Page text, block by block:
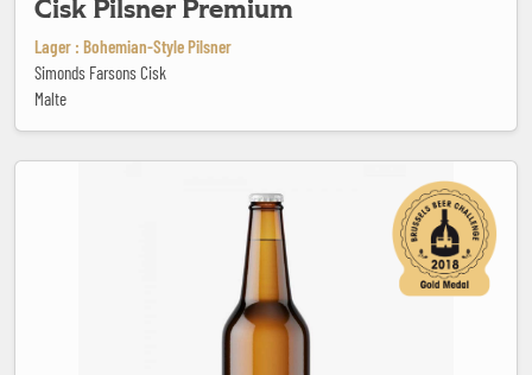
Cisk Pilsner Premium
Lager : Bohemian-Style Pilsner
Simonds Farsons Cisk
Malte